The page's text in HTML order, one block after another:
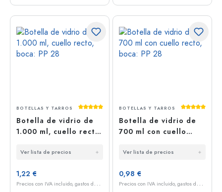
Calificación promedio de 5 de 5 estrellas
BOTELLAS Y TARROS
Botella de vidrio de
1.000 ml, cuello recto,
Ver lista de precios
1,22 €
P
recios con IVA incluido, gastos de envío excluidos
BOTELLAS Y TARROS
Botella de vidrio de
700 ml con cuello
Ver lista de precios
0,98 €
P
recios con IVA incluido, gastos de envío excluidos